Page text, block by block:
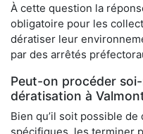
À cette question la
obligatoire pour les
dératiser leur
par des arrêtés
Peut-on procéder
dératisation à
Bien qu’il soit possible